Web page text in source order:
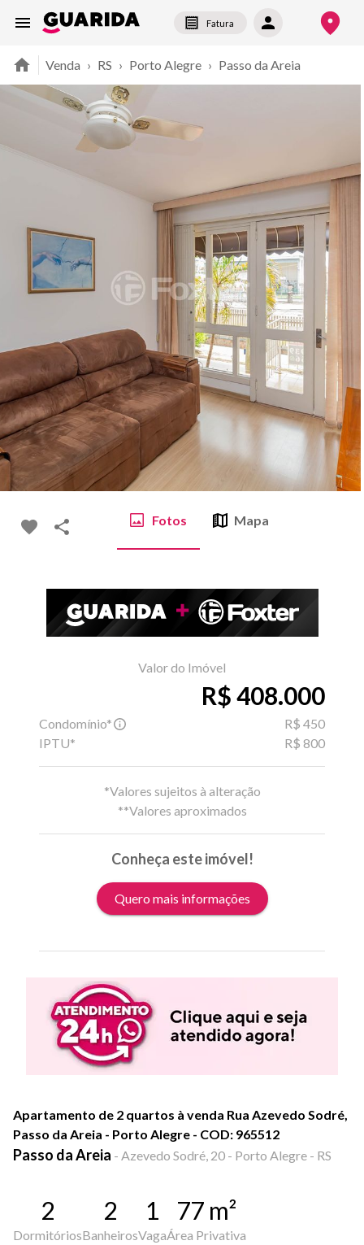
Fatura
Venda › RS › Porto Alegre › Passo da Areia
Fotos Mapa
Valor do Imóvel
R$ 408.000
Condomínio*
R$ 450
IPTU*
R$ 800
*Valores sujeitos à alteração
**Valores aproximados
Conheça este imóvel!
Quero mais informações
Apartamento de 2 quartos à venda Rua Azevedo Sodré,
Passo da Areia - Porto Alegre - COD: 965512
Passo da Areia - Azevedo Sodré, 20 - Porto Alegre - RS
2
Dormitórios
2
Banheiros
1
Vaga
77 m²
Área Privativa